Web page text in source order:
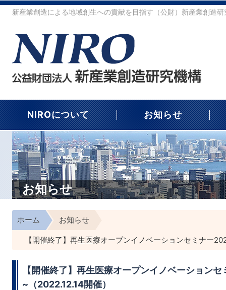
新産業創造による地域創生への貢献を目指す（公財）新産業創造
NIROについて お知らせ
お知らせ
ホーム お知らせ
【開催終了】再生医療オープンイノベーションセミナー
【開催終了】再生医療オープンイノベーション
~（2022.12.14開催）